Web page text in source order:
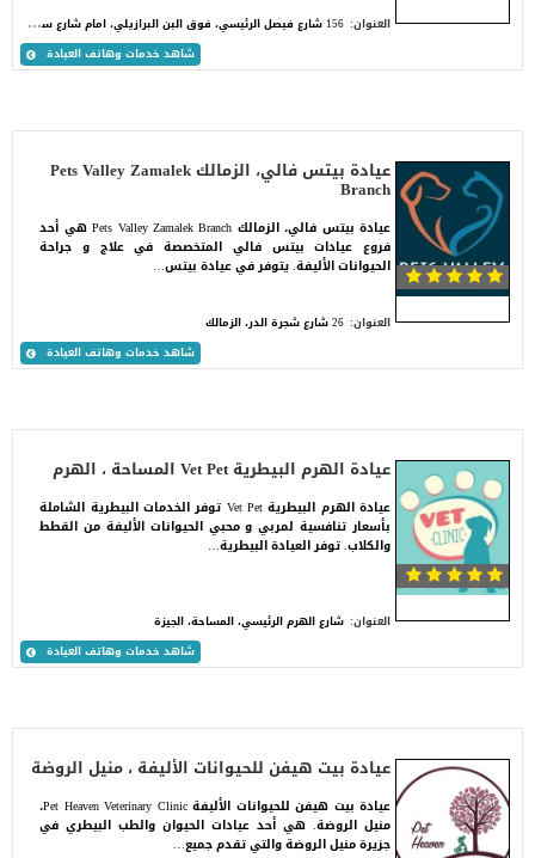
شاهد خدمات وهاتف العيادة
العنوان: 156 شارع فيصل الرئيسي، فوق البن البرازيلي، امام شارع سهل حمزة، الكوم الأخضر، فيصل
شاهد خدمات وهاتف العيادة
عيادة بيتس فالي، الزمالك Pets Valley Zamalek
Branch
عيادة بيتس فالي، الزمالك Pets Valley Zamalek Branch هي أحد
فروع عيادات بيتس فالي المتخصصة في علاج و جراحة
الحيوانات الأليفة. يتوفر في عيادة بيتس…
العنوان: 26 شارع شجرة الدر، الزمالك
شاهد خدمات وهاتف العيادة
عيادة الهرم البيطرية Vet Pet المساحة ، الهرم
عيادة الهرم البيطرية Vet Pet توفر الخدمات البيطرية الشاملة
بأسعار تنافسية لمربي و محبي الحيوانات الأليفة من القطط
والكلاب. توفر العيادة البيطرية…
العنوان: شارع الهرم الرئيسي، المساحة، الجيزة
عيادة بيت هيفن للحيوانات الأليفة ، منيل الروضة
عيادة بيت هيفن للحيوانات الأليفة Pet Heaven Veterinary Clinic،
منيل الروضة. هي أحد عيادات الحيوان والطب البيطري في
جزيرة منيل الروضة والتي تقدم جميع…